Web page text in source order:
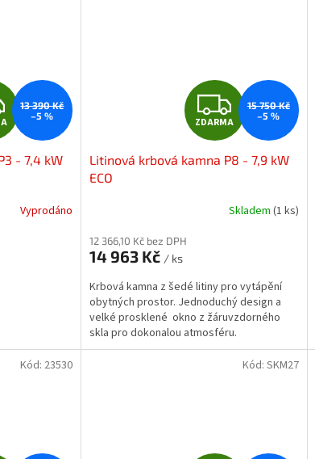
Z
D
A
R
13 390 Kč
–5 %
- 7,4 kW
Vyprodáno
Z
D
A
R
A
ZDARMA
15 750 Kč
–5 %
Litinová krbová kamna P8 - 7,9 kW
ECO
Skladem (1 ks)
12 366,10 Kč bez DPH
14 963 Kč / ks
Krbová kamna z šedé litiny pro vytápění
obytných prostor. Jednoduchý design a
velké prosklené okno z žáruvzdorného
skla pro dokonalou atmosféru.
Kód: 23530 Kód: SKM27